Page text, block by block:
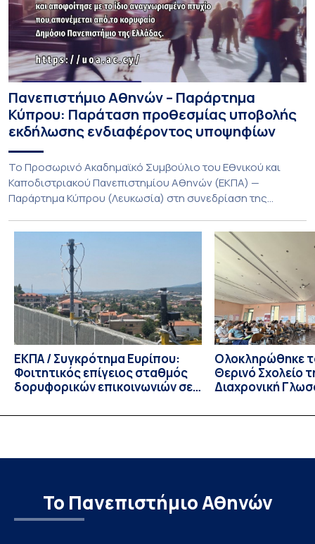
Πανεπιστήμιο Αθηνών – Παράρτημα
Κύπρου: Παράταση προθεσμίας υποβολής
εκδήλωσης ενδιαφέροντος υποψηφίων
Το Προσωρινό Ακαδημαϊκό Συμβούλιο του Εθνικού και
Καποδιστριακού Πανεπιστημίου Αθηνών (ΕΚΠΑ) —
Παράρτημα Κύπρου (Λευκωσία) στη συνεδρίαση της
παράταση της προθεσμίας υποβολής εκδήλωσης
ενδιαφέροντος για την φοίτηση σε Προγράμματα Σπουδών,
Τμημάτων του Πανεπιστημίου μας στο Παράρτημα Κύπρου
για το ακαδημαϊκό έτος 2026-2027, έως τη Δευτέρα 31
Αυγούστου 2026. […]
ΕΚΠΑ / Συγκρότημα Ευρίπου:
Φοιτητικός επίγειος σταθμός
δορυφορικών επικοινωνιών σε
Ολοκληρώθηκε
Θερινό Σχολείο
Διαχρονική
Linguistics in
Το Πανεπιστήμιο Αθηνών